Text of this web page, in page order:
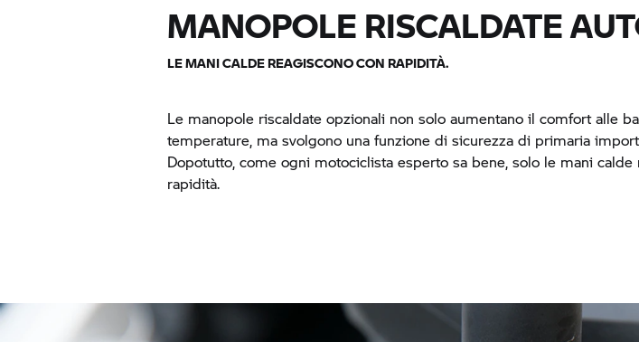
MANOPOLE RISCALDATE
LE MANI CALDE REAGISCONO CON RAPIDITÀ.
Le manopole riscaldate opzionali non solo aumentano il comfort alle
temperature, ma svolgono una funzione di sicurezza di primaria
Dopotutto, come ogni motociclista esperto sa bene, solo le mani calde
rapidità.